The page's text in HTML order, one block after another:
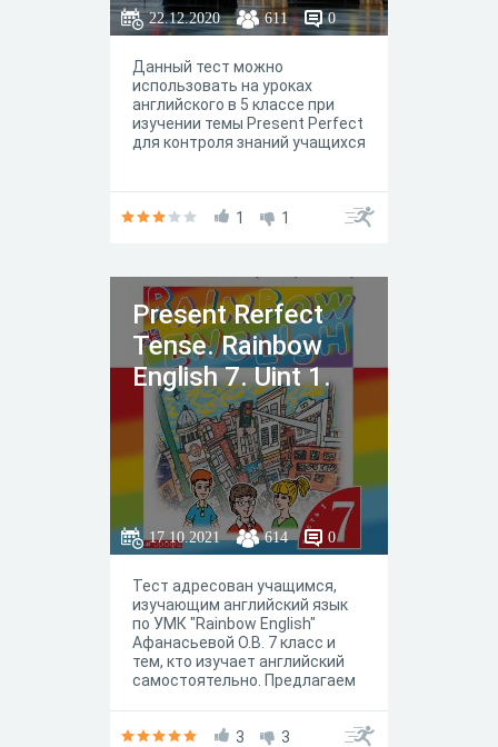
22.12.2020 611 0
Данный тест можно
использовать на уроках
английского в 5 классе при
изучении темы Present Perfect
для контроля знаний учащихся
1 1
Present Rerfect
Tense. Rainbow
English 7. Uint 1.
17.10.2021 614 0
Тест адресован учащимся,
изучающим английский язык
по УМК "Rainbow English"
Афанасьевой О.В. 7 класс и
тем, кто изучает английский
самостоятельно. Предлагаем
3
3